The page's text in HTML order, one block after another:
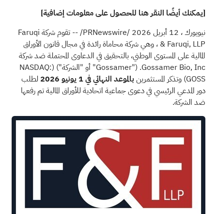
[يمكنك أيضًا النقر هنا للحصول على معلومات إضافية]
نيويورك، 12 أبريل 2026 /PRNewswire/ -- تقوم
شركة Faruqi
& Faruqi, LLP ، وهي شركة محاماة رائدة في مجال قانون الأوراق
المالية على المستوى الوطني، بالتحقيق في الدعاوى المحتملة ضد شركة
Gossamer Bio, Inc. ("Gossamer" أو "الشركة") (NASDAQ:
GOSS) وتذكر المستثمرين
بالموعد النهائي في 1 يونيو 2026
لطلب
دور المدعي الرئيسي في دعوى جماعية اتحادية للأوراق المالية تم رفعها
ضد الشركة.